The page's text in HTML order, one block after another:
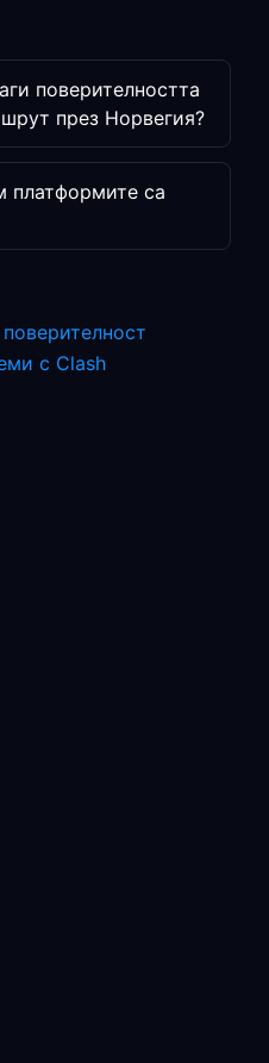
поверителността
през Норвегия?
платформите са
с Clash